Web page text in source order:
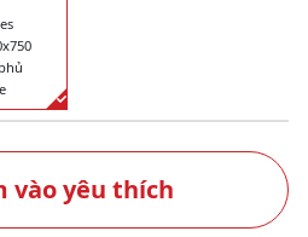
vào yêu thích